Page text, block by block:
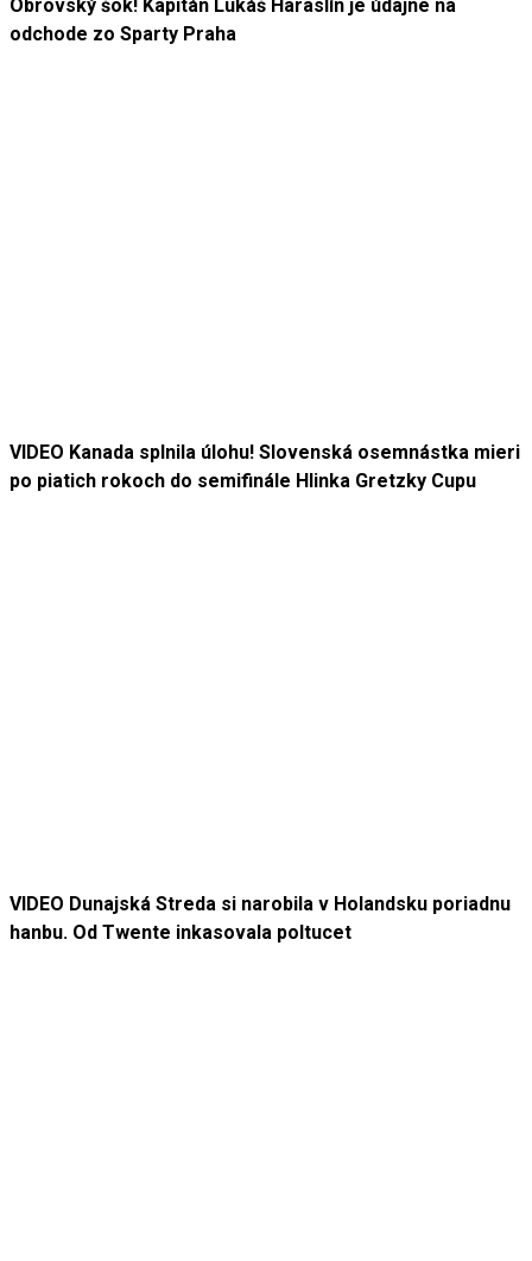
Obrovský šok! Kapitán Lukáš Haraslín je údajne na
odchode zo Sparty Praha
VIDEO Kanada splnila úlohu! Slovenská osemnástka mieri
po piatich rokoch do semifinále Hlinka Gretzky Cupu
VIDEO Dunajská Streda si narobila v Holandsku poriadnu
hanbu. Od Twente inkasovala poltucet